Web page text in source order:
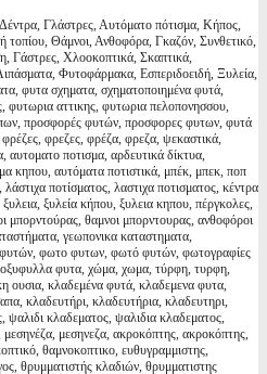
Γλάστρες, Αυτόματο πότισμα, Κήπος,
τοπίου, Θάμνοι, Ανθοφόρα, Γκαζόν, Συνθετικό,
Γάστρες, Χλοοκοπτικά, Σκαπτικά,
Φυτοφάρμακα, Εσπεριδοειδή, Ξυλεία,
φυτα σχηματα, σχηματοποιημένα φυτά,
φυτωρια αττικης, φυτωρια πελοπονησσου,
προσφορές φυτών, προσφορες φυτων, φυτά
φρεζες, φρέζα, φρεζα, ψεκαστικά,
αυτοματο ποτισμα, αρδευτικά δίκτυα,
κηπου, αυτόματα ποτιστικά, μπέκ, μπεκ, ποπ
ποτίσματος, λαστιχα ποτισματος, κέντρα
ξυλεία κήπου, ξυλεια κηπου, πέργκολες,
θαμνοι μπορντουρας, ανθοφόροι
γεωπονικα καταστηματα,
φυτών, φωτο φυτων, φωτό φυτών, φωτογραφίες
φυτα, χώμα, χωμα, τύρφη, τυρφη,
ουσια, κλαδεμένα φυτά, κλαδεμενα φυτα,
κλαδευτήρι, κλαδευτήρια, κλαδευτηρι,
ψαλιδι κλαδεματος, ψαλιδια κλαδεματος,
μεσηνεζα, ακροκόπτης, ακροκόπτης,
θαμνοκοπτικο, ευθυγραμμιστης,
θρυμματιστής κλαδιών, θρυμματιστης